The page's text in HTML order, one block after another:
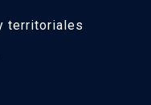
territoriales